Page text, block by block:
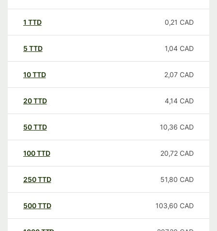
1 TTD 0,21 CAD
5 TTD 1,04 CAD
10TTD 2,07 CAD
20TTD 4,14 CAD
50TTD 10,36 CAD
100TTD 20,72 CAD
250TTD 51,80 CAD
500TTD 103,60 CAD